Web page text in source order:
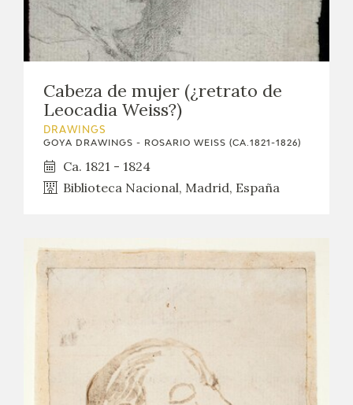
Cabeza de mujer (¿retrato de
Leocadia Weiss?)
DRAWINGS
GOYA DRAWINGS - ROSARIO WEISS (CA.1821-1826)
Ca. 1821 - 1824
Biblioteca Nacional, Madrid, España